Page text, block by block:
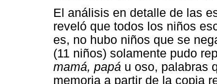
El análisis en detalle de las
reveló que todos los niños
es, no hubo niños que se
(11 niños) solamente pudo
mamá, papá u oso, palabras
memoria a partir de la copia